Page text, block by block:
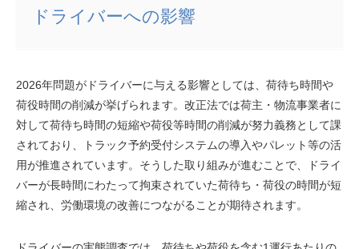
ドライバーへの影響
2026年問題がドライバーに与える影響としては、荷待ち時間や
荷役時間の削減が挙げられます。改正法では荷主・物流事業者に
対して荷待ち時間の短縮や荷役等時間の削減が努力義務として課
されており、トラック予約受付システムの導入やパレット等の活
用が推進されています。そうした取り組みが進むことで、ドライ
バーが長時間にわたって拘束されていた荷待ち・荷役の時間が短
縮され、労働環境の改善につながることが期待されます。